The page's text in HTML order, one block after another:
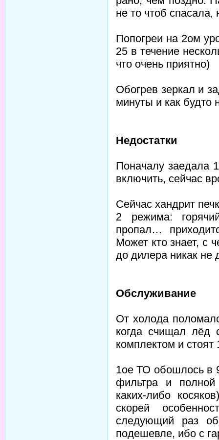
не то чтоб
Попогреи на 2ом
25 в течение
что очень приятно)
Обогрев зеркал и
минуты и как будто
Недостатки
Поначалу заедала
включить, сейчас
Сейчас хандрит
2 режима:
пропал…
Может кто знает, с
до дилера никак не
Обслуживание
От холода
когда счищал лёд
комплектом и
1ое ТО обошлось в
фильтра и полной
каких-либо
скорей
следующий раз
подешевле, ибо с